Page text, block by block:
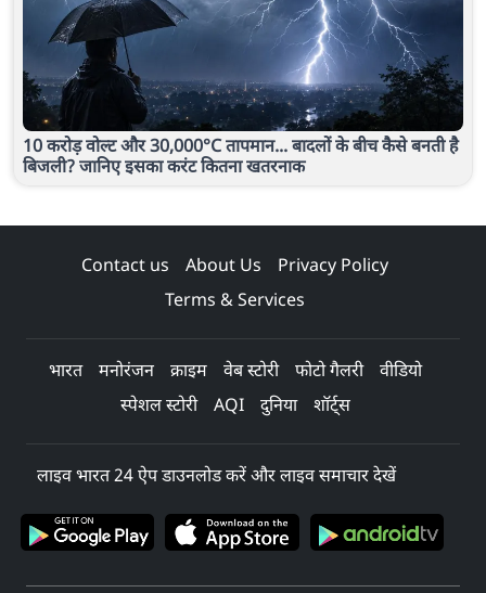
10 करोड़ वोल्ट और 30,000°C तापमान... बादलों के बीच कैसे बनती है
बिजली? जानिए इसका करंट कितना खतरनाक
Contact us About Us
Privacy Policy
Terms & Services
भारत मनोरंजन क्राइम वेब स्टोरी फोटो गैलरी
वीडियो
स्पेशल स्टोरी
AQI दुनिया शॉर्ट्स
लाइव भारत 24 ऐप डाउनलोड करें और लाइव समाचार देखें